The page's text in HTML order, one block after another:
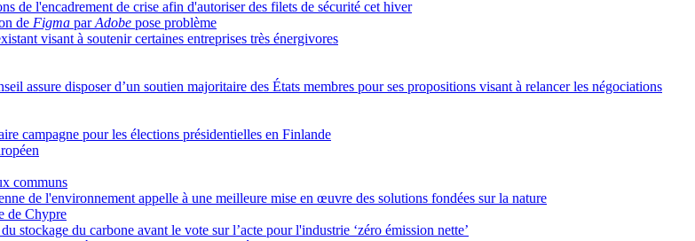
de l'encadrement de crise afin d'autoriser des filets de sécurité cet hiver
de Figma parAdobe pose problème
visant à soutenir certaines entreprises très énergivores
assure disposer d’un soutien majoritaire des États membres pour ses propositions visant à relancer les négociations
campagne pour les élections présidentielles en Finlande
communs
de l'environnement appelle à une meilleure mise en œuvre des solutions fondées sur la nature
de Chypre
stockage du carbone avant le vote sur l’acte pour l'industrie ‘zéro émission nette’